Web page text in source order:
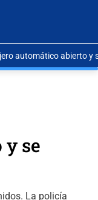
automático abierto y
se
La policía